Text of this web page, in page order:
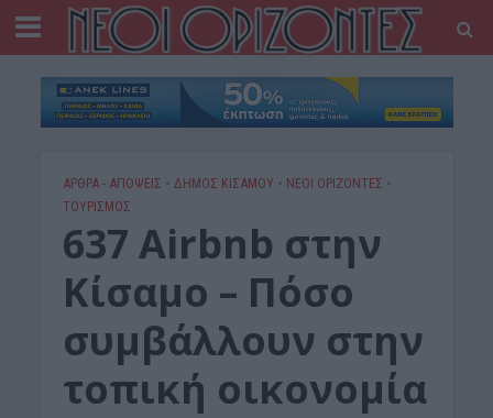
ΑΡΘΡΑ - ΑΠΟΨΕΙΣ • ΔΉΜΟΣ ΚΙΣΆΜΟΥ • ΝΕΟΙ ΟΡΙΖΟΝΤΕΣ •
ΤΟΥΡΙΣΜΟΣ
637 Airbnb στην
Κίσαμο – Πόσο
συμβάλλουν στην
τοπική οικονομία